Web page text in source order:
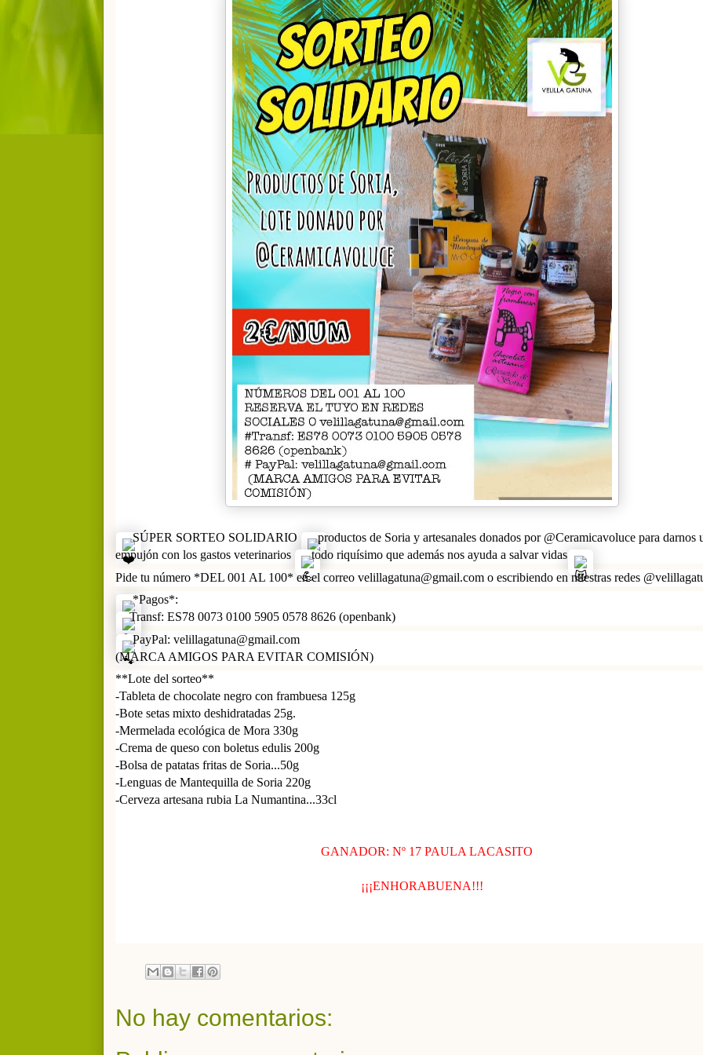
SÚPER SORTEO SOLIDARIO
productos de Soria y artesanales donados por @Ceramicavoluce para darnos
empujón con los gastos veterinarios
todo riquísimo que además nos ayuda a salvar vidas
Pide tu número *DEL 001 AL 100* en el correo velillagatuna@gmail.com o escribiendo en nuestras redes
*Pagos*:
Transf: ES78 0073 0100 5905 0578 8626 (openbank)
PayPal: velillagatuna@gmail.com
(MARCA AMIGOS PARA EVITAR COMISIÓN)
**Lote del sorteo**
-Tableta de chocolate negro con frambuesa 125g
-Bote setas mixto deshidratadas 25g.
-Mermelada ecológica de Mora 330g
-Crema de queso con boletus edulis 200g
-Bolsa de patatas fritas de Soria...50g
-Lenguas de Mantequilla de Soria 220g
-Cerveza artesana rubia La Numantina...33cl
GANADOR: Nº 17 PAULA LACASITO
¡¡¡ENHORABUENA!!!
No hay comentarios: